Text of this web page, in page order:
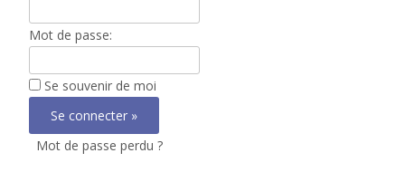
Mot de passe:
Se souvenir de moi
Mot de passe perdu ?